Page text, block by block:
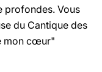
profondes. Vous
du Cantique des
mon cœur"